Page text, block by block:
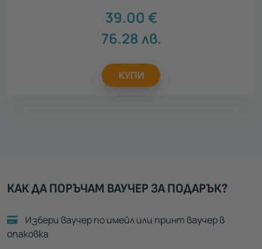
39.00 €
76.28 лв.
КУПИ
КАК ДА ПОРЪЧАМ ВАУЧЕР ЗА ПОДАРЪК?
Избери ваучер по имейл или принт ваучер в
опаковка